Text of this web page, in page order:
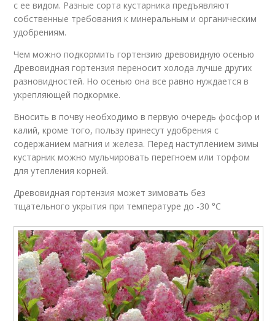
с ее видом. Разные сорта кустарника предъявляют
собственные требования к минеральным и органическим
удобрениям.
Чем можно подкормить гортензию древовидную осенью
Древовидная гортензия переносит холода лучше других
разновидностей. Но осенью она все равно нуждается в
укрепляющей подкормке.
Вносить в почву необходимо в первую очередь фосфор и
калий, кроме того, пользу принесут удобрения с
содержанием магния и железа. Перед наступлением зимы
кустарник можно мульчировать перегноем или торфом
для утепления корней.
Древовидная гортензия может зимовать без
тщательного укрытия при температуре до -30 °С